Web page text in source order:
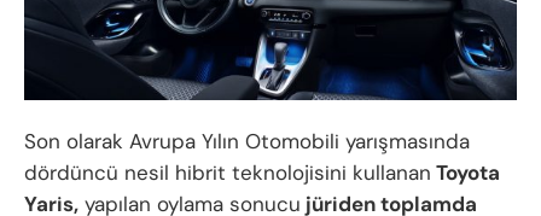
Son olarak Avrupa Yılın Otomobili yarışmasında
dördüncü nesil hibrit teknolojisini kullanan Toyota
Yaris, yapılan oylama sonucu jüriden toplamda